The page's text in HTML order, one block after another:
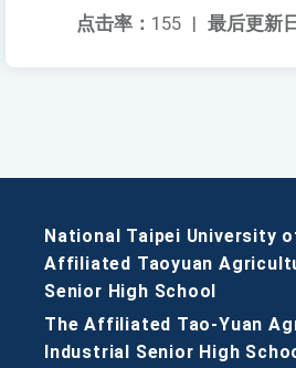
最后更新
点击率： 155 |
National Taipei University
Affiliated Taoyuan
Senior High School
The Affiliated Tao-Yuan
Industrial Senior High